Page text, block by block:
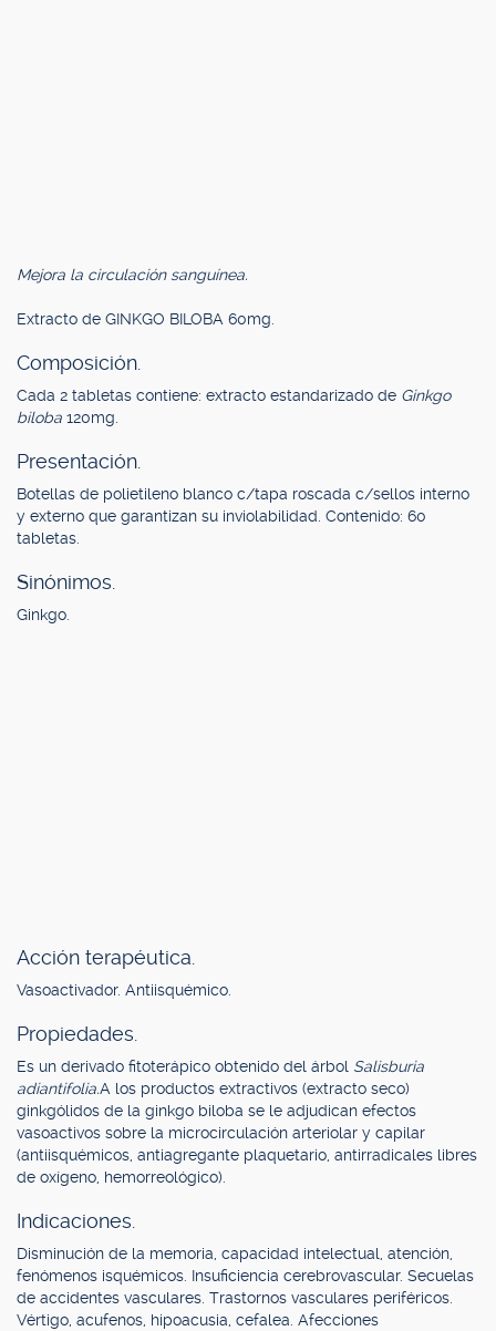
Mejora la circulación sanguínea.
Extracto de GINKGO BILOBA 60mg.
Composición.
Cada 2 tabletas contiene: extracto estandarizado de Ginkgo
biloba 120mg.
Presentación.
Botellas de polietileno blanco c/tapa roscada c/sellos interno
y externo que garantizan su inviolabilidad. Contenido: 60
tabletas.
Sinónimos.
Ginkgo.
Acción terapéutica.
Vasoactivador. Antiisquémico.
Propiedades.
Es un derivado fitoterápico obtenido del árbol Salisburia
adiantifolia.A los productos extractivos (extracto seco)
ginkgólidos de la ginkgo biloba se le adjudican efectos
vasoactivos sobre la microcirculación arteriolar y capilar
(antiisquémicos, antiagregante plaquetario, antirradicales libres
de oxígeno, hemorreológico).
Indicaciones.
Disminución de la memoria, capacidad intelectual, atención,
fenómenos isquémicos. Insuficiencia cerebrovascular. Secuelas
de accidentes vasculares. Trastornos vasculares periféricos.
Vértigo, acufenos, hipoacusia, cefalea. Afecciones